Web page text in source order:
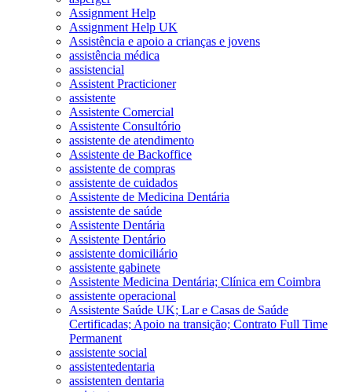
Assignment Help
Assignment Help UK
Assistência e apoio a crianças e jovens
assistência médica
assistencial
Assistent Practicioner
assistente
Assistente Comercial
Assistente Consultório
assistente de atendimento
Assistente de Backoffice
assistente de compras
assistente de cuidados
Assistente de Medicina Dentária
assistente de saúde
Assistente Dentária
Assistente Dentário
assistente domiciliário
assistente gabinete
Assistente Medicina Dentária; Clínica em Coimbra
assistente operacional
Assistente Saúde UK; Lar e Casas de Saúde
Certificadas; Apoio na transição; Contrato Full Time
Permanent
assistente social
assistentedentaria
assistenten dentaria